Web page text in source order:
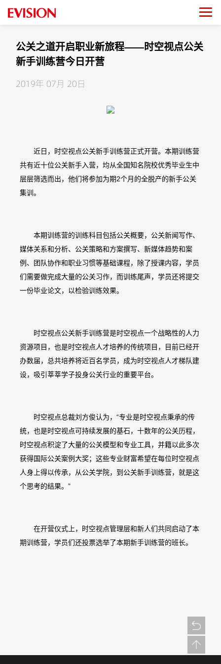
公关之道开启职业新旅程——时空视点公关
新手训练营今日开营
2019年 07月 20日
近日，时空视点公关新手训练营正式开营。本期训练营
共有近十位公关新手入营，均从全国知名院校优秀毕业生中
层层筛选而出，他们将参加为期2个月的全脱产的新手公关
集训。
本期训练营的训练科目包括公关概要，公关新闻写作、
媒体关系和分析、公关策略和方案撰写、新媒体趋势和案
例、团队协作和职业习惯等基础课程，除了授课内容，学员
们需要做完成大量的公关习作，而训练尾声，学员还将提交
一份毕业论文，以检验训练效果。
时空视点公关新手训练营是时空视点一个战略性的人力
资源项目，也是时空视点人才培养的传统项目，目前已经开
办数届，总共培养将近百名学员，成为时空视点人才梯队建
设，吸引莘莘学子投身公关行业的重要平台。
时空视点总裁刘方俊认为，“专业是时空视点秉承的传
统，也是时空视点可持续发展的基石，十数年的公关历程，
时空视点积淀了大量的公关模型和专业工具，并籍以此多次
获得国际公关案例大奖；这些专业财富希望在每位时空视点
人身上得以传承，从公关学院，到公关新手训练营，就是这
个思考的结果。”
在开营仪式上，时空视点管理层和新人们共同启动了本
期训练营，学员们还投票选举了本期新手训练营的班长。